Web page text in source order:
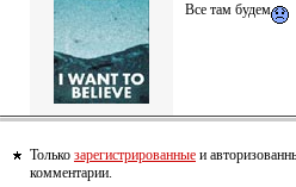
Все там будем
Только зарегистрированные и
комментарии.